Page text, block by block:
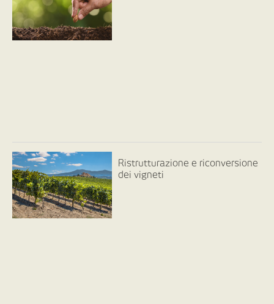
Ristrutturazione e riconversione
dei vigneti